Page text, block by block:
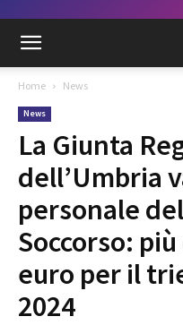
Home News
News
La Giunta
dell’Umbria
personale
Soccorso:
euro per il
2024